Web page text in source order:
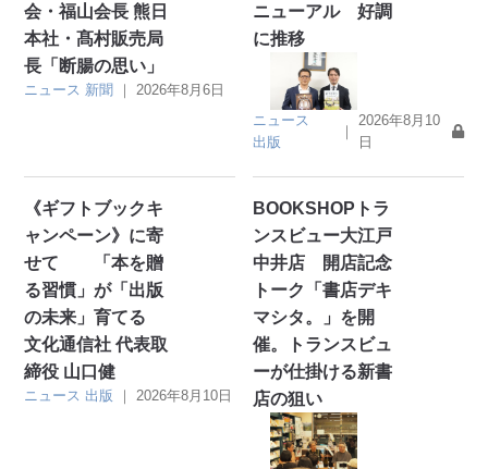
会・福山会長 熊日
本社・髙村販売局
長「断腸の思い」
ニュース 新聞 ｜2026年8月6日
ニューアル 好調
に推移
ニュース
出版
｜
2026年8月10
日
《ギフトブックキ
ャンペーン》に寄
せて 「本を贈
る習慣」が「出版
の未来」育てる
文化通信社 代表取
締役 山口健
ニュース 出版 ｜2026年8月10日
BOOKSHOPトラ
ンスビュー大江戸
中井店 開店記念
トーク「書店デキ
マシタ。」を開
催。トランスビュ
ーが仕掛ける新書
店の狙い